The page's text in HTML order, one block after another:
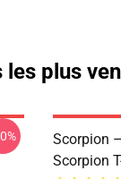
les plus
Scorpion
Scorpion